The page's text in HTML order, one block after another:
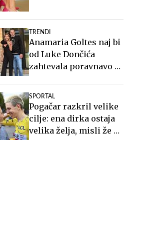
TRENDI
Anamaria Goltes naj bi
od Luke Dončića
zahtevala poravnavo v
SPORTAL
Pogačar razkril velike
cilje: ena dirka ostaja
velika želja, misli že na